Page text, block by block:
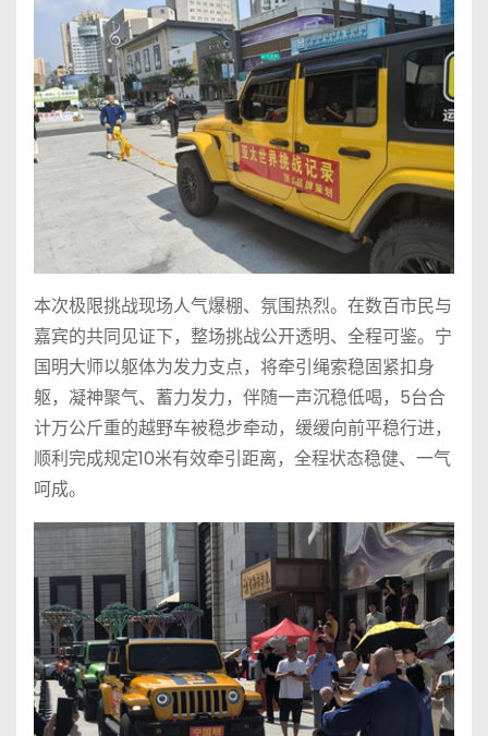
本次极限挑战现场人气爆棚、氛围热烈。在数百市民与
嘉宾的共同见证下，整场挑战公开透明、全程可鉴。宁
国明大师以躯体为发力支点，将牵引绳索稳固紧扣身
躯，凝神聚气、蓄力发力，伴随一声沉稳低喝，5台合
计万公斤重的越野车被稳步牵动，缓缓向前平稳行进，
顺利完成规定10米有效牵引距离，全程状态稳健、一气
呵成。